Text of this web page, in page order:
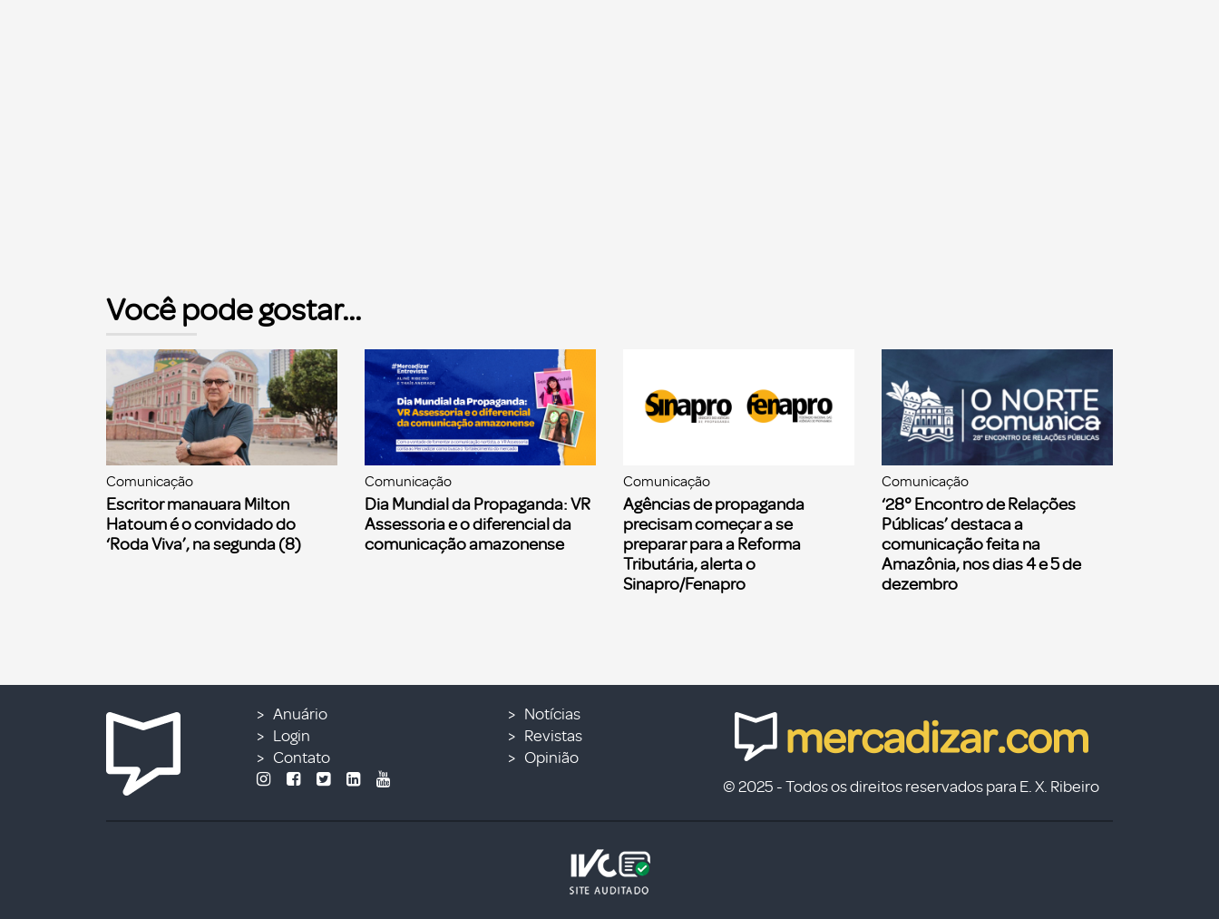
Você pode gostar...
Comunicação
Escritor manauara Milton
Hatoum é o convidado do
‘Roda Viva’, na segunda (8)
Comunicação
Dia Mundial da Propaganda: VR
Assessoria e o diferencial da
comunicação amazonense
Comunicação
Agências de propaganda
precisam começar a se
preparar para a Reforma
Tributária, alerta o
Sinapro/Fenapro
Comunicação
‘28° Encontro de Relações
Públicas’ destaca a
comunicação feita na
Amazônia, nos dias 4 e 5 de
dezembro
Anuário
Login
Contato
Notícias
Revistas
Opinião
© 2025 - Todos os direitos reservados para E. X. Ribeiro